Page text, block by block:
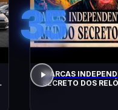
35
MARCAS
SECRETO DOS